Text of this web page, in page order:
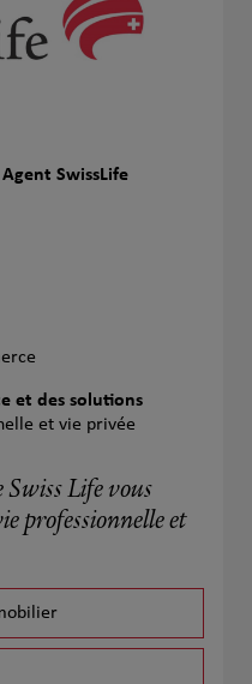
SwissLife
et des solutions
et vie privée
Swiss Life vous
professionnelle et